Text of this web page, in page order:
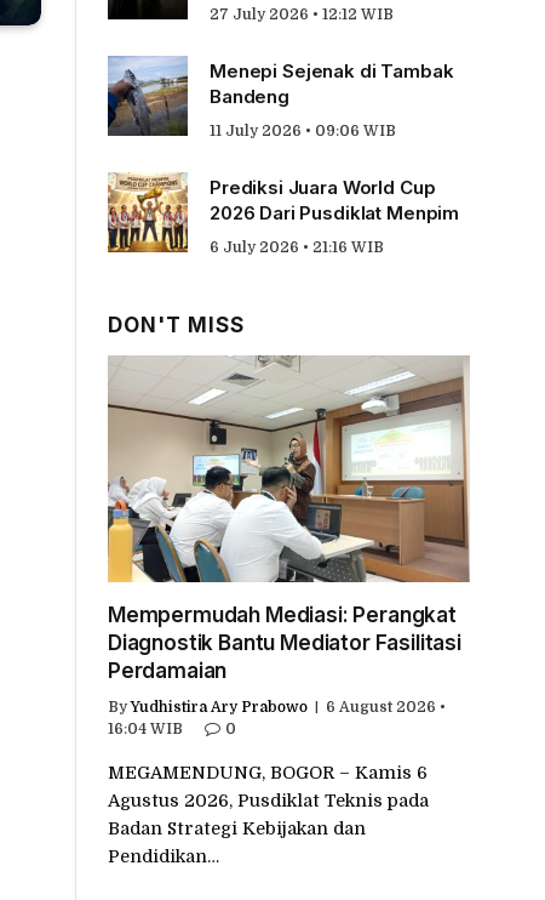
27 July 2026 • 12:12 WIB
Menepi Sejenak di Tambak
Bandeng
11 July 2026 • 09:06 WIB
Prediksi Juara World Cup
2026 Dari Pusdiklat Menpim
6 July 2026 • 21:16 WIB
DON'T MISS
Mempermudah Mediasi: Perangkat
Diagnostik Bantu Mediator Fasilitasi
Perdamaian
By Yudhistira Ary Prabowo
6 August 2026 •
16:04 WIB
0
MEGAMENDUNG, BOGOR – Kamis 6
Agustus 2026, Pusdiklat Teknis pada
Badan Strategi Kebijakan dan
Pendidikan…